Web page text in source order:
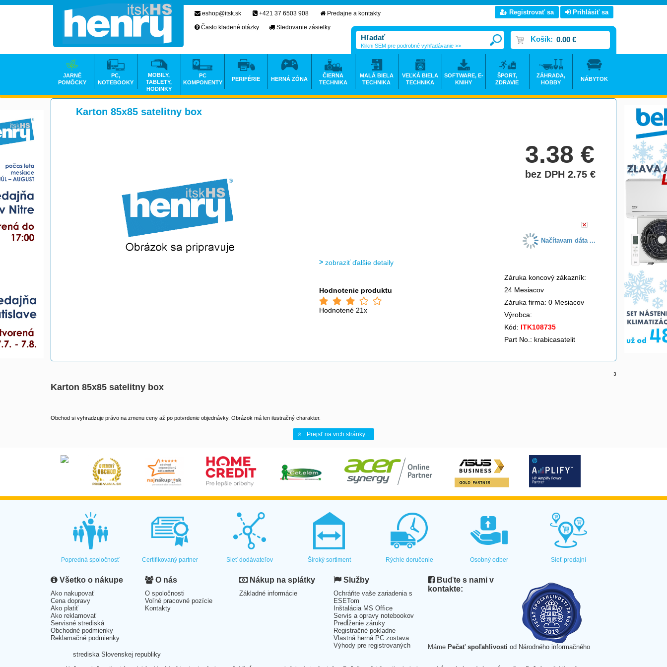
Karton 85x85 satelitny box
3.38€
bez DPH 2.75€
Načítavam dáta ...
zobraziť ďalšie detaily
Hodnotenie produktu
Hodnotené 21x
Záruka koncový zákazník:
24 Mesiacov
Záruka firma: 0 Mesiacov
Výrobca:
Kód: ITK108735
Part No.: krabicasatelit
3
Karton 85x85 satelitny box
Obchod si vyhradzuje právo na zmenu ceny až po potvrdenie objednávky. Obrázok má len ilustračný charakter.
Prejsť na vrch stránky...
eshop@itsk.sk +421 37 6503 908
Predajne a kontakty
Často kladené otázky
Sledovanie zásielky
Registrovať sa Prihlásiť sa
Košík: 0.00 €
Klikni SEM pre podrobné vyhľadávanie >>
JARNÉ
POMÔCKY
PC,
NOTEBOOKY
MOBILY,
TABLETY,
HODINKY
PC
KOMPONENTY
PERIFÉRIE HERNÁ ZÓNA
ČIERNA
TECHNIKA
MALÁ BIELA
TECHNIKA
VEĽKÁ BIELA
TECHNIKA
SOFTWARE, E-
KNIHY
ŠPORT,
ZDRAVIE
ZÁHRADA,
HOBBY
NÁBYTOK
Popredná spoločnosť Certifikovaný partner Sieť dodávateľov Široký sortiment Rýchle doručenie Osobný odber Sieť predajní
Všetko o nákupe
Ako nakupovať
Cena dopravy
Ako platiť
Ako reklamovať
Servisné strediská
Obchodné podmienky
Reklamačné podmienky
O nás
O spoločnosti
Voľné pracovné pozície
Kontakty
Nákup na splátky
Základné informácie
Služby
Ochráňte vaše zariadenia s
ESETom
Inštalácia MS Office
Servis a opravy notebookov
Predĺženie záruky
Registračné pokladne
Vlastná herná PC zostava
Výhody pre registrovaných
Buďte s nami v
kontakte:
Máme Pečať spoľahlivosti od Národného informačného
strediska Slovenskej republiky